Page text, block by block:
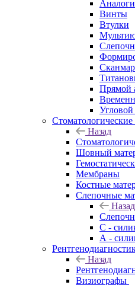
Винты
Втулки
Прямой
Угловой
Назад
Шовный
Мембраны
Костные
Слепочные
Назад
C -
А -
Назад
Визиографы